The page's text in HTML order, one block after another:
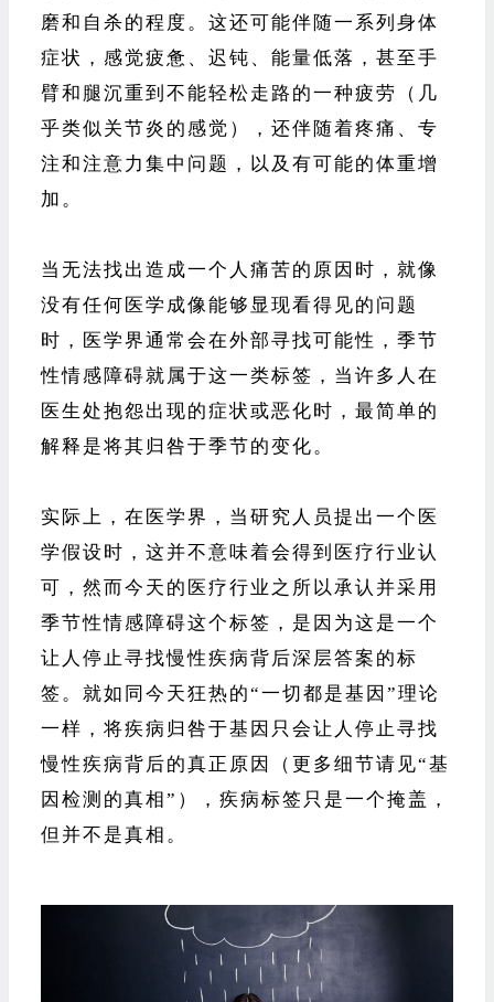
磨和自杀的程度。这还可能伴随一系列身体
症状，感觉疲惫、迟钝、能量低落，甚至手
臂和腿沉重到不能轻松走路的一种疲劳（几
乎类似关节炎的感觉），还伴随着疼痛、专
注和注意力集中问题，以及有可能的体重增
加。
当无法找出造成一个人痛苦的原因时，就像
没有任何医学成像能够显现看得见的问题
时，医学界通常会在外部寻找可能性，季节
性情感障碍就属于这一类标签，当许多人在
医生处抱怨出现的症状或恶化时，最简单的
解释是将其归咎于季节的变化。
实际上，在医学界，当研究人员提出一个医
学假设时，这并不意味着会得到医疗行业认
可，然而今天的医疗行业之所以承认并采用
季节性情感障碍这个标签，是因为这是一个
让人停止寻找慢性疾病背后深层答案的标
签。就如同今天狂热的“一切都是基因”理论
一样，将疾病归咎于基因只会让人停止寻找
慢性疾病背后的真正原因（更多细节请见“基
因检测的真相”），疾病标签只是一个掩盖，
但并不是真相。